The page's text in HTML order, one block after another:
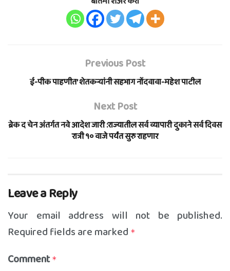
Previous Post
ई-पीक पाहणीत’ शेतकऱ्यांनी सहभाग नोंदवावा-महेश पाटील
Next Post
ब्रेक द चेन अंतर्गत नवे आदेश जारी :राज्यातील सर्व व्यापारी दुकाने सर्व दिवस
रात्री १० वाजे पर्यंत सुरु राहणार
Leave a Reply
Your email address will not be published.
Required fields are marked *
Comment *